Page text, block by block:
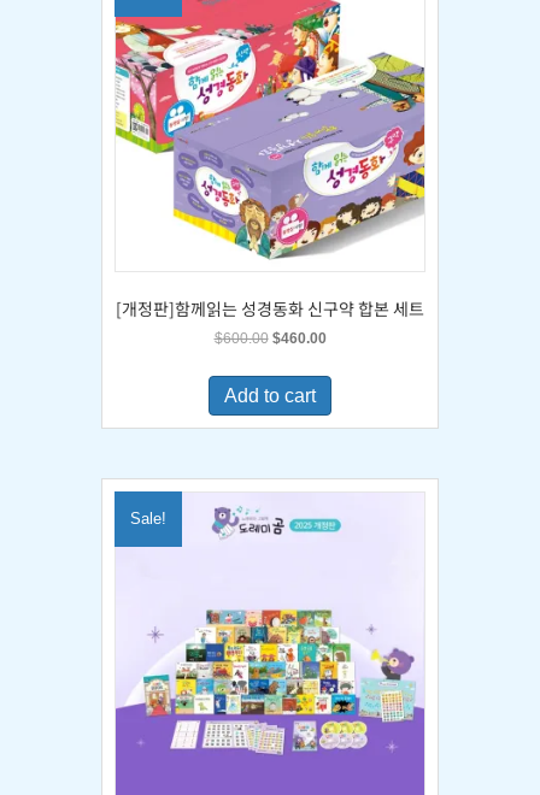
[개정판]함께읽는 성경동화 신구약 합본 세트
$600.00 Original
was:
$600.00.
$460.00Current
is:
Add to cart
Sale!